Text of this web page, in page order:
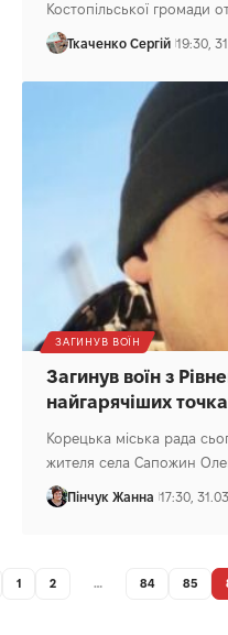
Костопільської громади
Ткаченко Сергій 19:30,
ЗАГИНУВ ВОЇН
Загинув воїн з
найгарячіших
Корецька міська рада
жителя села Сапожин
Пінчук Жанна 17:30,
1 2 … 84 85